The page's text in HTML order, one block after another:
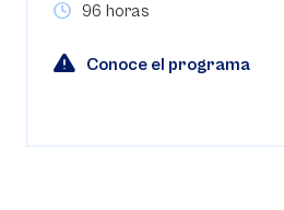
96 horas
Conoce el programa